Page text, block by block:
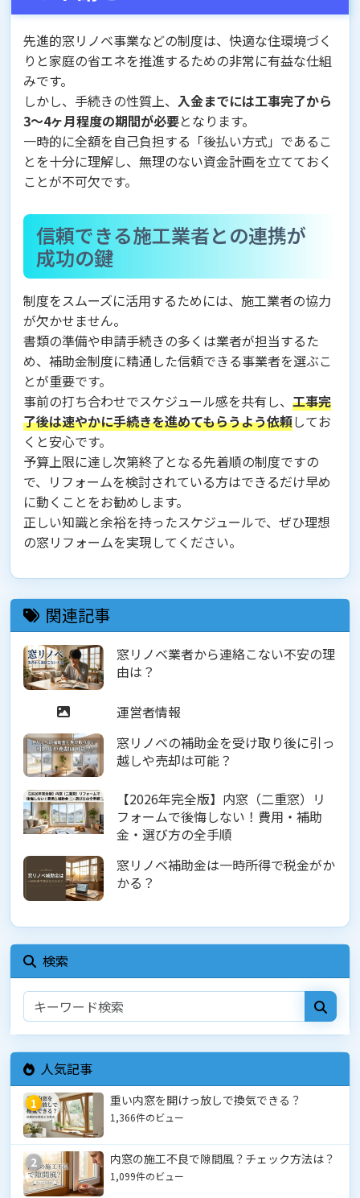
先進的窓リノベ事業などの制度は、快適な住環境づく
りと家庭の省エネを推進するための非常に有益な仕組
みです。
しかし、手続きの性質上、 入金までには工事完了から
3〜4ヶ月程度の期間が必要となります。
一時的に全額を自己負担する「後払い方式」であるこ
とを十分に理解し、無理のない資金計画を立てておく
ことが不可欠です。
信頼できる施工業者との連携が
成功の鍵
制度をスムーズに活用するためには、施工業者の協力
が欠かせません。
書類の準備や申請手続きの多くは業者が担当するた
め、補助金制度に精通した信頼できる事業者を選ぶこ
とが重要です。
事前の打ち合わせでスケジュール感を共有し、 工事完
了後は速やかに手続きを進めてもらうよう依頼してお
くと安心です。
予算上限に達し次第終了となる先着順の制度ですの
で、リフォームを検討されている方はできるだけ早め
に動くことをお勧めします。
正しい知識と余裕を持ったスケジュールで、ぜひ理想
の窓リフォームを実現してください。
関連記事
窓リノベ業者から連絡こない不安の理
由は？
運営者情報
窓リノベの補助金を受け取り後に引っ
越しや売却は可能？
【2026年完全版】内窓（二重窓）リ
フォームで後悔しない！費用・補助
金・選び方の全手順
窓リノベ補助金は一時所得で税金がか
かる？
検索
人気記事
1 重い内窓を開けっ放しで換気できる？
1,366件のビュー
2 内窓の施工不良で隙間風？チェック方法は？
1,099件のビュー